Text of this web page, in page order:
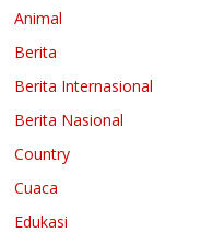
Animal
Berita
Berita Internasional
Berita Nasional
Country
Cuaca
Edukasi